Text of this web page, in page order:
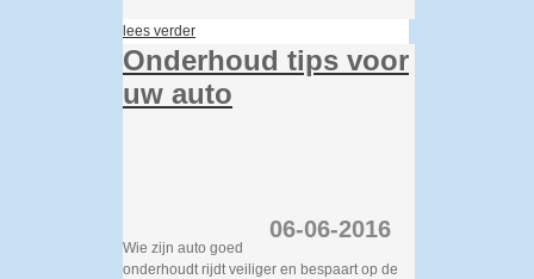
lees verder
Onderhoud tips voor
uw auto
06-06-2016
Wie zijn auto goed
onderhoudt rijdt veiliger en bespaart op de